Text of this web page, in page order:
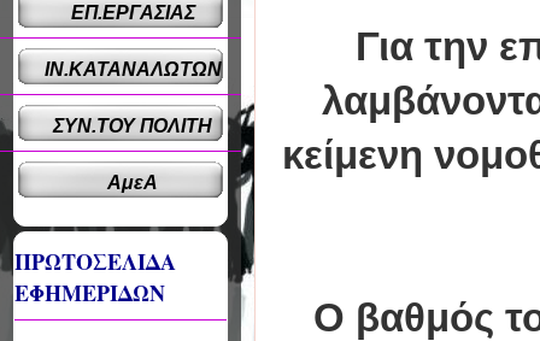
Για την
κείμενη
Ο βαθμός
ΕΠ.ΕΡΓΑΣΙΑΣ
ΙΝ.ΚΑΤΑΝΑΛΩΤΩΝ
ΣΥΝ.ΤΟΥ ΠΟΛΙΤΗ
ΑμεΑ
ΠΡΩΤΟΣΕΛΙΔΑ
ΕΦΗΜΕΡΙΔΩΝ